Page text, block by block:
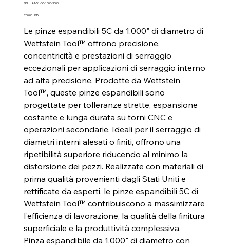
SKU: SKU
51-
3000
A1-51-5C-1000-3000
Prezzo
200,00 USD
Le pinze espandibili 5C da 1.000" di diametro di
Wettstein Tool™ offrono precisione,
concentricità e prestazioni di serraggio
eccezionali per applicazioni di serraggio interno
ad alta precisione. Prodotte da Wettstein
Tool™, queste pinze espandibili sono
progettate per tolleranze strette, espansione
costante e lunga durata su torni CNC e
operazioni secondarie. Ideali per il serraggio di
diametri interni alesati o finiti, offrono una
ripetibilità superiore riducendo al minimo la
distorsione dei pezzi. Realizzate con materiali di
prima qualità provenienti dagli Stati Uniti e
rettificate da esperti, le pinze espandibili 5C di
Wettstein Tool™ contribuiscono a massimizzare
l'efficienza di lavorazione, la qualità della finitura
superficiale e la produttività complessiva.
Pinza espandibile da 1.000" di diametro con